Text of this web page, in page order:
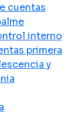
cuentas
interno
primera
y